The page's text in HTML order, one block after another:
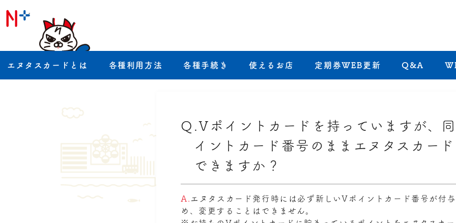
エヌタスカードとは 各種利用方法 各種手続き 使えるお店 定期券WEB更新 Q&A
Q.Vポイントカードを持っていますが、
イントカード番号のままエヌタスカー
できますか？
A.
エヌタスカード発行時には必ず新しいVポイントカード番号が付
め、変更することはできません。